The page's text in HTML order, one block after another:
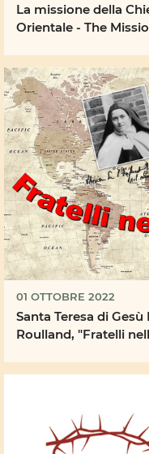
La missione della
Orientale - The
01 OTTOBRE 2022
Santa Teresa di
Roulland, "Fratelli